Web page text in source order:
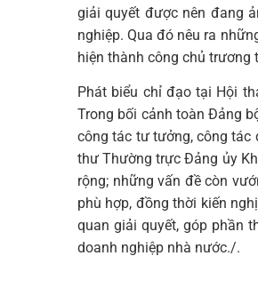
giải quyết được nên đang
nghiệp. Qua đó nêu ra
hiện thành công chủ trương
Phát biểu chỉ đạo tại Hội
Trong bối cảnh toàn Đảng
công tác tư tưởng, công tác
thư Thường trực Đảng ủy
rộng; những vấn đề còn
phù hợp, đồng thời kiến
quan giải quyết, góp phần
doanh nghiệp nhà nước./.